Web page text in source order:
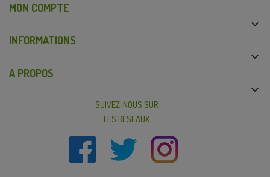
MON COMPTE

INFORMATIONS

A PROPOS

SUIVEZ-NOUS SUR
LES RÉSEAUX